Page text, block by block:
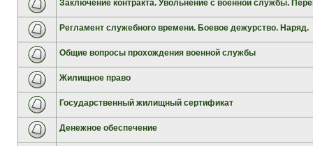
Заключение контракта. Увольнение с военной службы.
Регламент служебного времени. Боевое дежурство. Наряд.
Общие вопросы прохождения военной службы
Жилищное право
Государственный жилищный сертификат
Денежное обеспечение